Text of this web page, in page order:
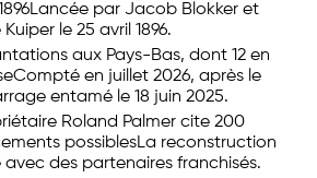
Lancée par Jacob Blokker et
le 25 avril 1896.
aux Pays-Bas, dont 12 en
Compté en juillet 2026, après le
entamé le 18 juin 2025.
Roland Palmer cite 200
possiblesLa reconstruction
des partenaires franchisés.